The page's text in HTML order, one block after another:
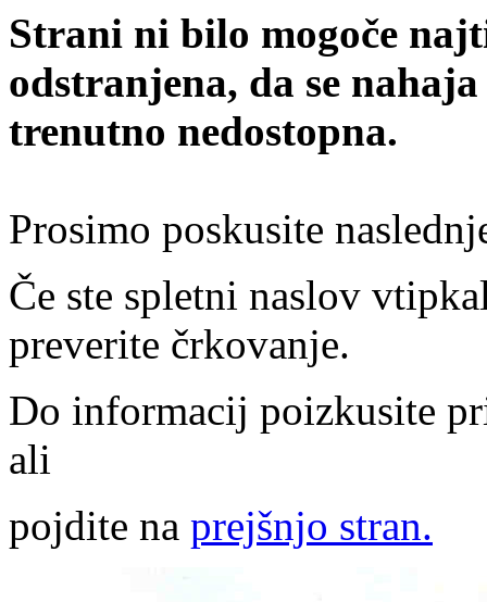
Strani ni bilo mogoče
odstranjena, da se
trenutno nedostopna.
Prosimo poskusite
Če ste spletni naslov
preverite črkovanje.
Do informacij poizkusite
ali
pojdite na prejšnjo stran.